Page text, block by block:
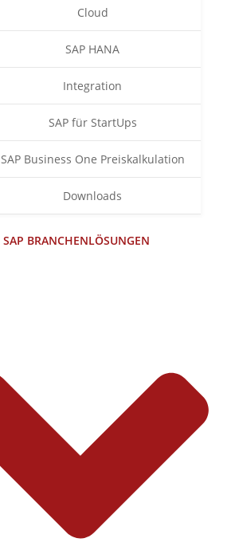
Cloud
SAP HANA
Integration
SAP für StartUps
SAP Business One Preiskalkulation
Downloads
SAP BRANCHENLÖSUNGEN